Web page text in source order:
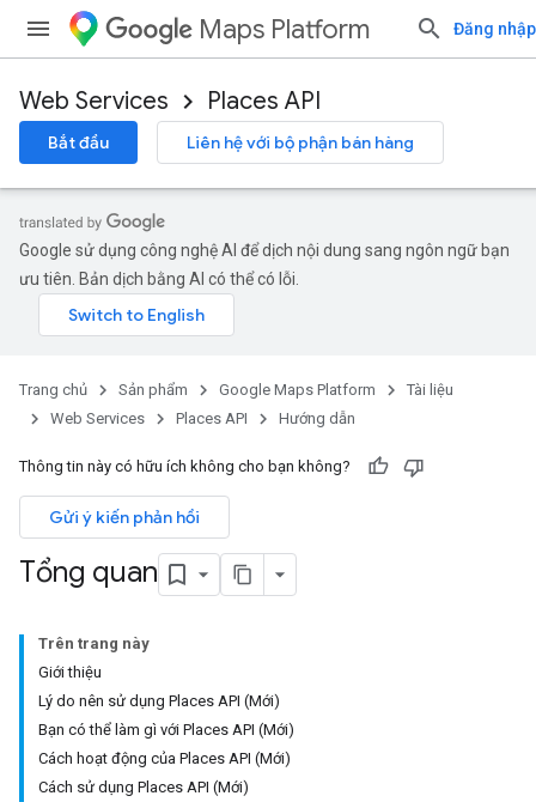
Maps Platform Đăng nhập
Web Services Places API
Bắt đầu Liên hệ với bộ phận bán hàng
Google sử dụng công nghệ AI để dịch nội dung sang ngôn ngữ bạn
ưu tiên. Bản dịch bằng AI có thể có lỗi.
Trang chủ Sản phẩm Google Maps Platform
Tài liệu
Web Services
Places API Hướng dẫn
Thông tin này có hữu ích không cho bạn không?
Gửi ý kiến phản hồi
Tổng quan
Trên trang này
Giới thiệu
Lý do nên sử dụng Places API (Mới)
Bạn có thể làm gì với Places API (Mới)
Cách hoạt động của Places API (Mới)
Cách sử dụng Places API (Mới)